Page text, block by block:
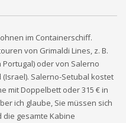
im Containerschiff.
von Grimaldi Lines, z. B.
oder von Salerno
Salerno-Setubal kostet
mit Doppelbett oder 315 € in
ich glaube, Sie müssen sich
gesamte Kabine